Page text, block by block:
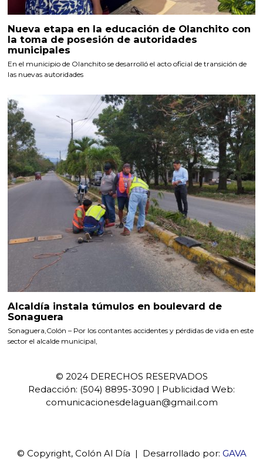
Nueva etapa en la educación de Olanchito con
la toma de posesión de autoridades
municipales
En el municipio de Olanchito se desarrolló el acto oficial de transición de
las nuevas autoridades
Alcaldía instala túmulos en boulevard de
Sonaguera
Sonaguera,Colón – Por los contantes accidentes y pérdidas de vida en este
sector el alcalde municipal,
© 2024 DERECHOS RESERVADOS
Redacción: (504) 8895-3090 | Publicidad Web:
comunicacionesdelaguan@gmail.com
© Copyright, Colón Al Día | Desarrollado por: GAVA